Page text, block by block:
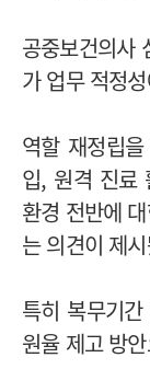
공중보건의사
가 업무 적정
역할 재정립
입, 원격 진료
환경 전반에
는 의견이 제
특히 복무기
원율 제고 방